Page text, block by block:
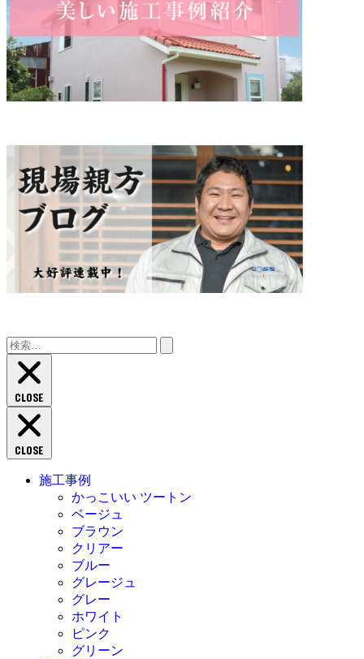
検
索:
CLOSE
CLOSE
施工事例
かっこいい ツートン
ベージュ
ブラウン
クリアー
ブルー
グレージュ
グレー
ホワイト
ピンク
グリーン